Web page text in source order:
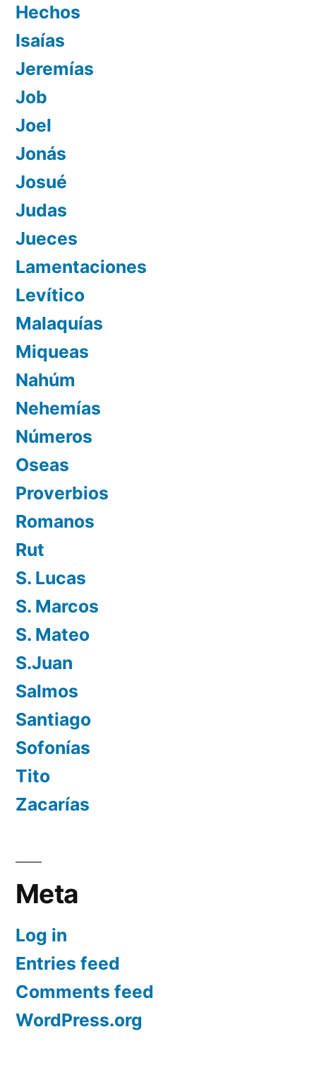
Hechos
Isaías
Jeremías
Job
Joel
Jonás
Josué
Judas
Jueces
Lamentaciones
Levítico
Malaquías
Miqueas
Nahúm
Nehemías
Números
Oseas
Proverbios
Romanos
Rut
S. Lucas
S. Marcos
S. Mateo
S.Juan
Salmos
Santiago
Sofonías
Tito
Zacarías
Meta
Log in
Entries feed
Comments feed
WordPress.org